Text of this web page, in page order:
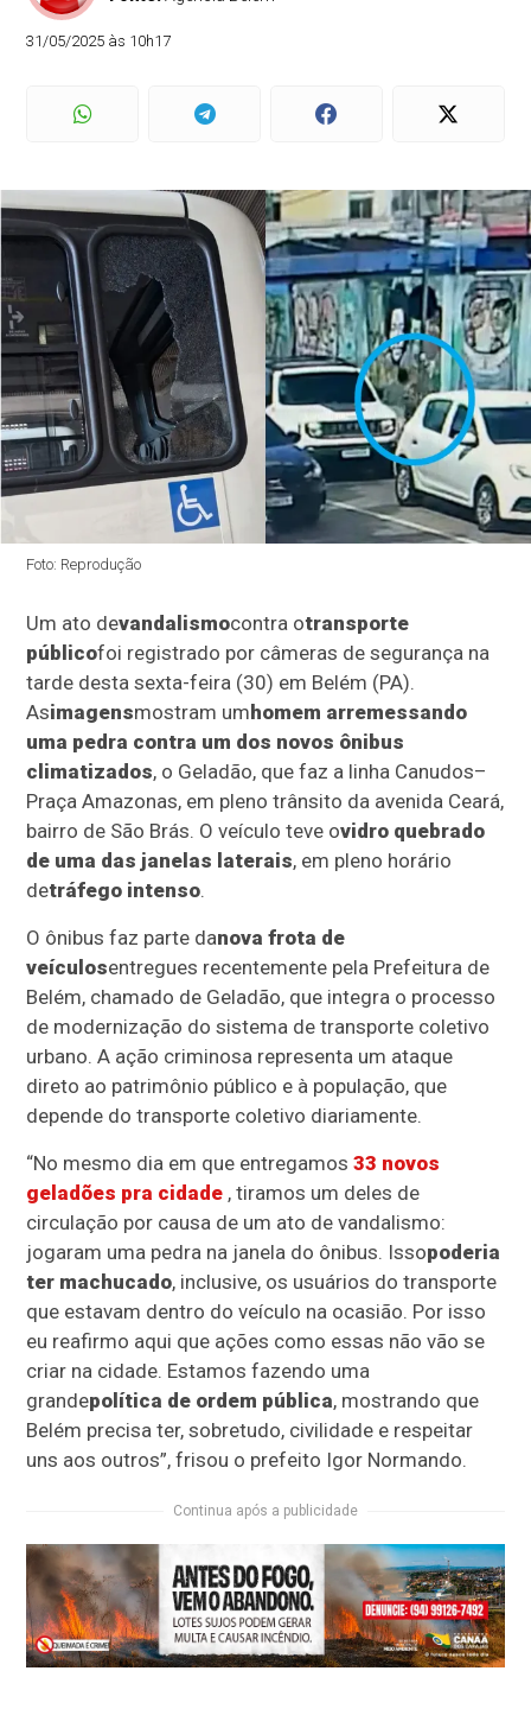
31/05/2025 às 10h17
Foto: Reprodução
Um ato devandalismocontra otransporte
públicofoi registrado por câmeras de segurança na
tarde desta sexta-feira (30) em Belém (PA).
Asimagensmostram umhomem arremessando
uma pedra contra um dos novos ônibus
climatizados, o Geladão, que faz a linha Canudos–
Praça Amazonas, em pleno trânsito da avenida Ceará,
bairro de São Brás. O veículo teve ovidro quebrado
de uma das janelas laterais, em pleno horário
detráfego intenso.
O ônibus faz parte danova frota de
veículosentregues recentemente pela Prefeitura de
Belém, chamado de Geladão, que integra o processo
de modernização do sistema de transporte coletivo
urbano. A ação criminosa representa um ataque
direto ao patrimônio público e à população, que
depende do transporte coletivo diariamente.
“No mesmo dia em que entregamos33 novos
geladões pra cidade , tiramos um deles de
circulação por causa de um ato de vandalismo:
jogaram uma pedra na janela do ônibus. Issopoderia
ter machucado, inclusive, os usuários do transporte
que estavam dentro do veículo na ocasião. Por isso
eu reafirmo aqui que ações como essas não vão se
criar na cidade. Estamos fazendo uma
grandepolítica de ordem pública, mostrando que
Belém precisa ter, sobretudo, civilidade e respeitar
uns aos outros”, frisou o prefeito Igor Normando.
Continua após a publicidade